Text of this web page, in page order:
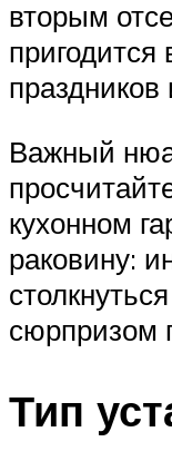
вторым
праздников
Важный
кухонном
раковину:
сюрпризом
Тип